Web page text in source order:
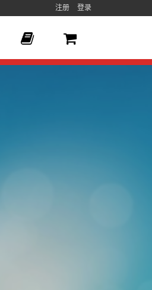
注册 登录